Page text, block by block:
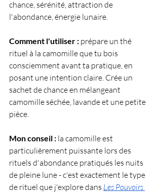
chance, sérénité, attraction de
l'abondance, énergie lunaire.
Comment l'utiliser : prépare un thé
rituel à la camomille que tu bois
consciemment avant ta pratique, en
posant une intention claire. Crée un
sachet de chance en mélangeant
camomille séchée, lavande et une petite
pièce.
Mon conseil : la camomille est
particulièrement puissante lors des
rituels d'abondance pratiqués les nuits
de pleine lune - c'est exactement le type
de rituel que j'explore dans Les Pouvoirs